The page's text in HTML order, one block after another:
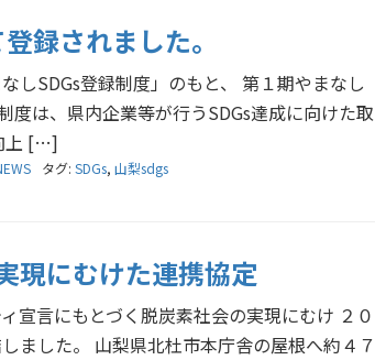
録されました。
しSDGs登録制度」のもと、 第１期やまなし
度は、県内企業等が行うSDGs達成に向けた取
上 […]
タグ: SDGs, 山梨sdgs
現にむけた連携協定
宣言にもとづく脱炭素社会の実現にむけ ２０
ました。 山梨県北杜市本庁舎の屋根へ約４７